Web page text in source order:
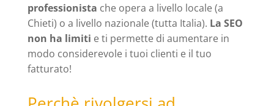
professionista che opera a livello locale (a
Chieti) o a livello nazionale (tutta Italia). La SEO
non ha limiti e ti permette di aumentare in
modo considerevole i tuoi clienti e il tuo
fatturato!